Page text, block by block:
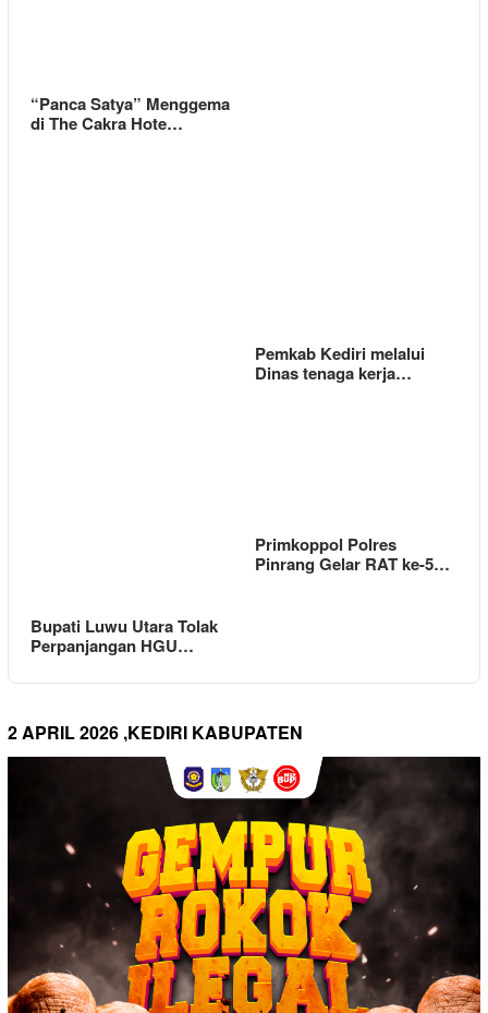
“Panca Satya” Menggema
di The Cakra Hote…
Pemkab Kediri melalui
Dinas tenaga kerja…
Bupati Luwu Utara Tolak
Perpanjangan HGU…
Primkoppol Polres
Pinrang Gelar RAT ke-5…
2 APRIL 2026 ,KEDIRI KABUPATEN